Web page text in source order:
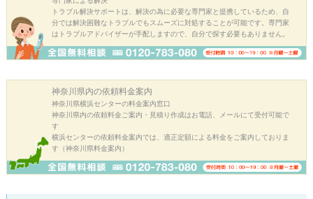
トラブル解決サポートは、解決の為に必要な専門家と提携しているため、自
分では解決困難なトラブルでもスムーズに対処することが可能です。専門家
はトラブルアドバイザーが手配しますので、自分で探す必要もありません。
神奈川県内の依頼料金案内
神奈川県横浜センターの料金案内窓口
神奈川県内の依頼料金ご案内・見積り作成はお電話、メールにて受付可能で
す
横浜センターの依頼料金案内では、適正定額による料金をご案内しておりま
す（神奈川県料金案内）